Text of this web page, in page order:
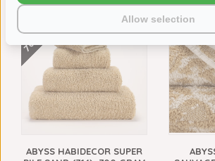
700 GRAMS
ABYSS HABIDECOR SUPER
Allow selection